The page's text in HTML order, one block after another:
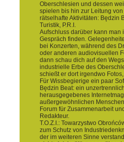
Oberschlesien und dessen
spielen bis hin zur Leitung
rätselhafte Aktivitäten: Będzin
Turistik, P.R.I.
Aufschluss darüber kann man
Gespräch finden.
bei Konzerten, während des
oder anderen audiovisuellen
dann schau dich auf den
industrielle Erbe des
schießt er dort irgendwo
Für Wissbegierige ein paar
Będzin Beat: ein
herausgegebenes
außergewöhnlichen
Forum für Zusammenarbeit
Redakteur.
T.O.Z.I.: Towarzystwo
zum Schutz von
der im weiteren Sinne